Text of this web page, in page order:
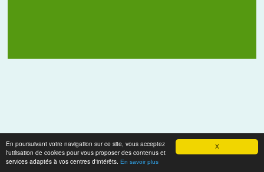
X
En poursuivant votre navigation sur ce site, vous acceptez
l'utilisation de cookies pour vous proposer des contenus et
services adaptés à vos centres d'intérêts. En savoir plus